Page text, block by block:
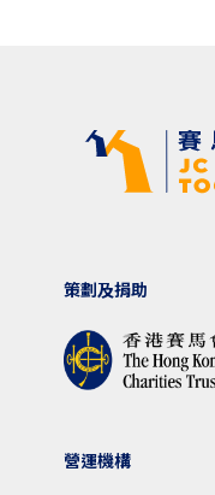
策劃及捐助
營運機構